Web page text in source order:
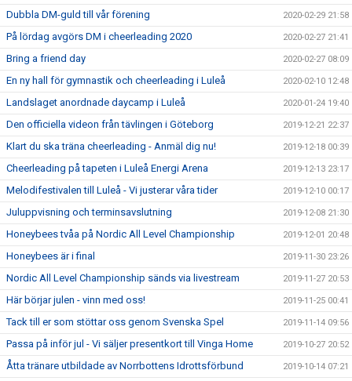
Dubbla DM-guld till vår förening 2020-02-29 21:58
På lördag avgörs DM i cheerleading 2020 2020-02-27 21:41
Bring a friend day 2020-02-27 08:09
En ny hall för gymnastik och cheerleading i Luleå 2020-02-10 12:48
Landslaget anordnade daycamp i Luleå 2020-01-24 19:40
Den officiella videon från tävlingen i Göteborg 2019-12-21 22:37
Klart du ska träna cheerleading - Anmäl dig nu! 2019-12-18 00:39
Cheerleading på tapeten i Luleå Energi Arena 2019-12-13 23:17
Melodifestivalen till Luleå - Vi justerar våra tider 2019-12-10 00:17
Juluppvisning och terminsavslutning 2019-12-08 21:30
Honeybees tvåa på Nordic All Level Championship 2019-12-01 20:48
Honeybees är i final 2019-11-30 23:26
Nordic All Level Championship sänds via livestream 2019-11-27 20:53
Här börjar julen - vinn med oss! 2019-11-25 00:41
Tack till er som stöttar oss genom Svenska Spel 2019-11-14 09:56
Passa på inför jul - Vi säljer presentkort till Vinga Home 2019-10-27 20:52
Åtta tränare utbildade av Norrbottens Idrottsförbund 2019-10-14 07:21